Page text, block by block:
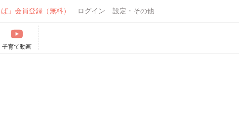
」会員登録（無料） ログイン 設定・その他
子育て動画